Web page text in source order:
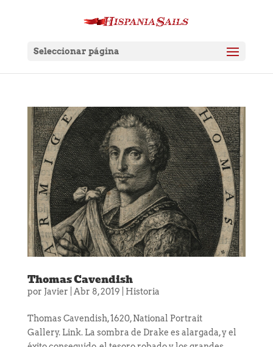
Seleccionar página
Thomas Cavendish
por Javier Abr 8, 2019 Historia
Thomas Cavendish, 1620, National Portrait
Gallery. Link. La sombra de Drake es alargada, y el